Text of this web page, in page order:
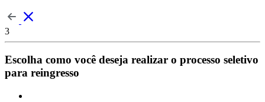
3
Escolha como você deseja realizar o processo seletivo
para reingresso